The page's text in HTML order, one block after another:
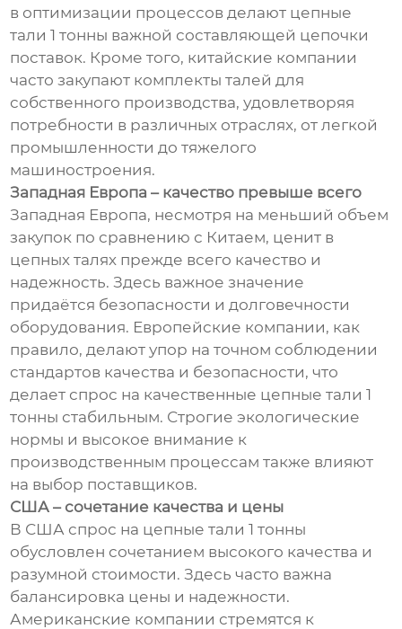
в оптимизации процессов делают цепные
тали 1 тонны важной составляющей цепочки
поставок. Кроме того, китайские компании
часто закупают комплекты талей для
собственного производства, удовлетворяя
потребности в различных отраслях, от легкой
промышленности до тяжелого
машиностроения.
Западная Европа – качество превыше всего
Западная Европа, несмотря на меньший объем
закупок по сравнению с Китаем, ценит в
цепных талях прежде всего качество и
надежность. Здесь важное значение
придаётся безопасности и долговечности
оборудования. Европейские компании, как
правило, делают упор на точном соблюдении
стандартов качества и безопасности, что
делает спрос на качественные цепные тали 1
тонны стабильным. Строгие экологические
нормы и высокое внимание к
производственным процессам также влияют
на выбор поставщиков.
США – сочетание качества и цены
В США спрос на цепные тали 1 тонны
обусловлен сочетанием высокого качества и
разумной стоимости. Здесь часто важна
балансировка цены и надежности.
Американские компании стремятся к